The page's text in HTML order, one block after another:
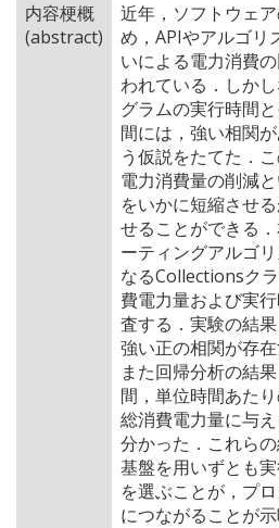
内容梗概
(abstract)
近年，ソフトウェ
め，APIやアルゴリ
いによる電力消費
われている．しか
グラムの実行時間
間には，強い相関
う仮説をたてた．
電力消費量の削減
をいかに短縮させ
せることができる
ーティングアルゴ
なるCollectionsク
費電力量および実
査する．実験の結
強い正の相関が存
また回帰分析の結
間，単位時間あた
総消費電力量に与
分かった．これら
基盤を用いずとも
を選ぶことが，プ
につながることが示